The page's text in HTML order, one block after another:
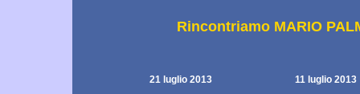
Rincontriamo MARIO
21 luglio 2013 11 luglio 2013